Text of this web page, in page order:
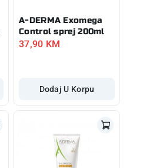
A-DERMA Exomega
Control sprej 200ml
37,90 KM
Dodaj U Korpu